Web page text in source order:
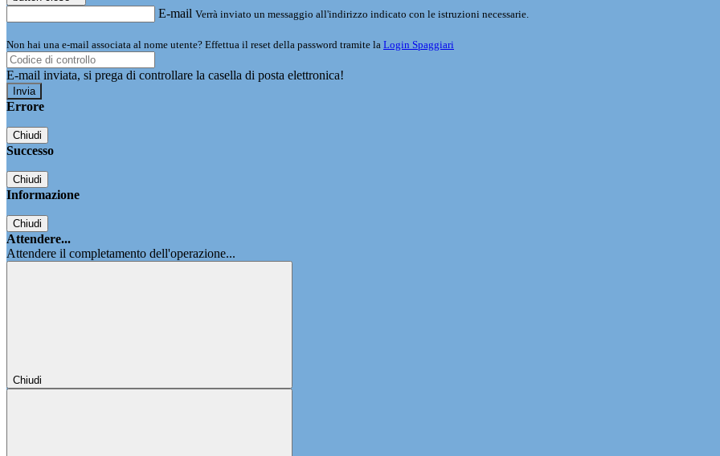
E-mail Verrà inviato un messaggio all'indirizzo indicato con le istruzioni necessarie.
Non hai una e-mail associata al nome utente? Effettua il reset della password tramite la Login Spaggiari
E-mail inviata, si prega di controllare la casella di posta elettronica!
Errore
Chiudi
Successo
Chiudi
Informazione
Chiudi
Attendere...
Attendere il completamento dell'operazione...
Chiudi